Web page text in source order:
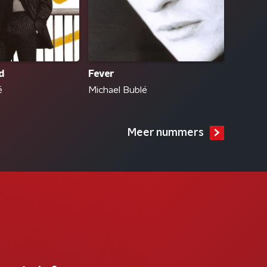
Fever
Michael Bublé
Meer nummers